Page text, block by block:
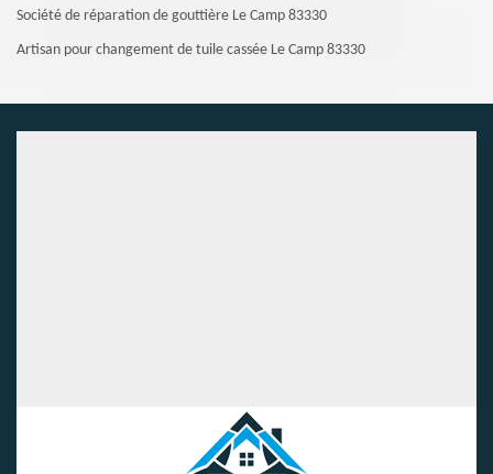
Société de réparation de gouttière Le Camp 83330
Artisan pour changement de tuile cassée Le Camp 83330